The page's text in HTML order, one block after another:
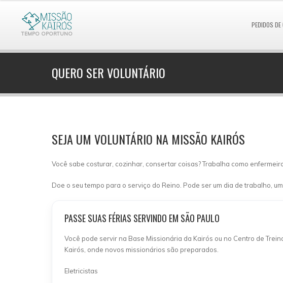
TEMPO OPORTUNO
PEDIDOS DE
QUERO SER VOLUNTÁRIO
SEJA UM VOLUNTÁRIO NA MISSÃO KAIRÓS
Você sabe costurar, cozinhar, consertar coisas? Trabalha como
Doe o seu tempo para o serviço do Reino. Pode ser um dia de trabalho,
PASSE SUAS FÉRIAS SERVINDO EM SÃO PAULO
Você pode servir na Base Missionária da Kairós ou no Centro de
Kairós, onde novos missionários são preparados.
Eletricistas